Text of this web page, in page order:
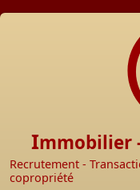
Immobilier
Recrutement -
copropriété